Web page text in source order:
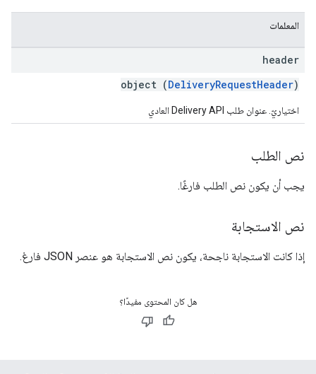
المعلمات
header
object (DeliveryRequestHeader)
اختياريّ. عنوان طلب Delivery API العادي
نص الطلب
يجب أن يكون نص الطلب فارغًا.
نص الاستجابة
إذا كانت الاستجابة ناجحة، يكون نص الاستجابة هو عنصر JSON فارغ.
هل كان المحتوى مفيدًا؟